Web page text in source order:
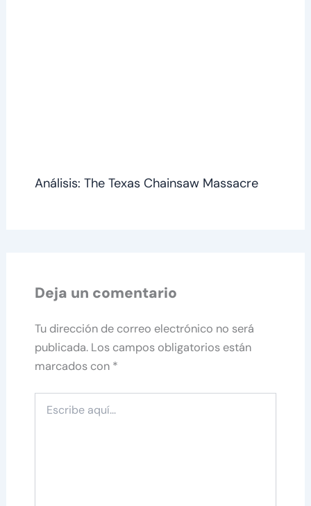
Análisis: The Texas Chainsaw Massacre
Deja un comentario
Tu dirección de correo electrónico no será
publicada. Los campos obligatorios están
marcados con *
aquí...